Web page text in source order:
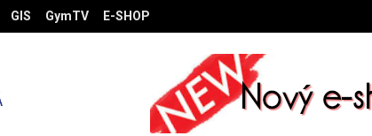
GIS GymTV E-SHOP